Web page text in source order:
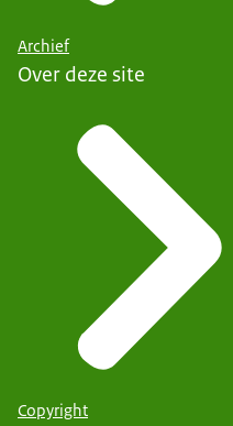
Archief
Over deze site
Copyright